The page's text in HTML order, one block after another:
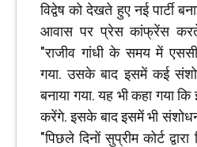
विद्वेष को देखते हुए नई पार्टी
आवास पर प्रेस कांफ्रेंस
"राजीव गांधी के समय में
गया. उसके बाद इसमें कई
बनाया गया. यह भी कहा गया
करेंगे. इसके बाद इसमें भी संशोधन
"पिछले दिनों सुप्रीम कोर्ट